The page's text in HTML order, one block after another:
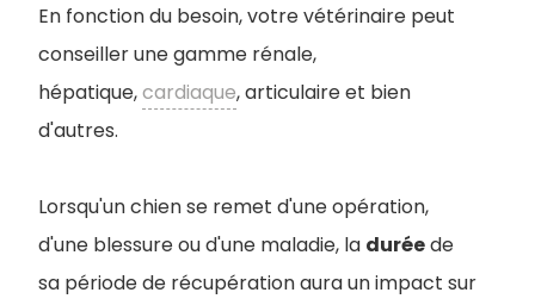
En fonction du besoin, votre vétérinaire peut
conseiller une gamme rénale,
hépatique,cardiaque, articulaire et bien
d'autres.
Lorsqu'un chien se remet d'une opération,
d'une blessure ou d'une maladie, la duréede
sa période de récupération aura un impact sur